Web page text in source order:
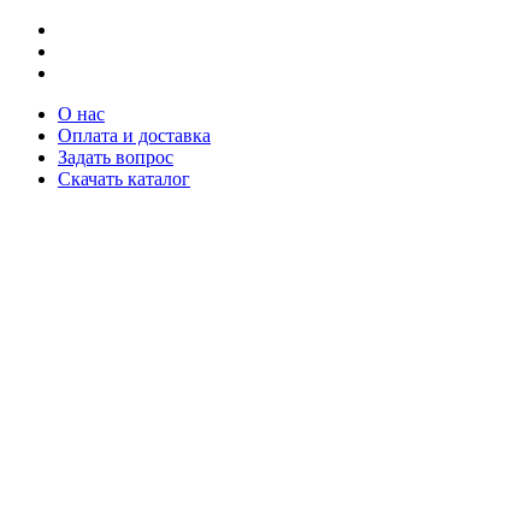
О нас
Оплата и доставка
Задать вопрос
Скачать каталог